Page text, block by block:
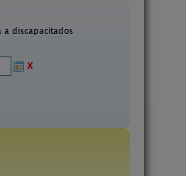
a discapacitados
X